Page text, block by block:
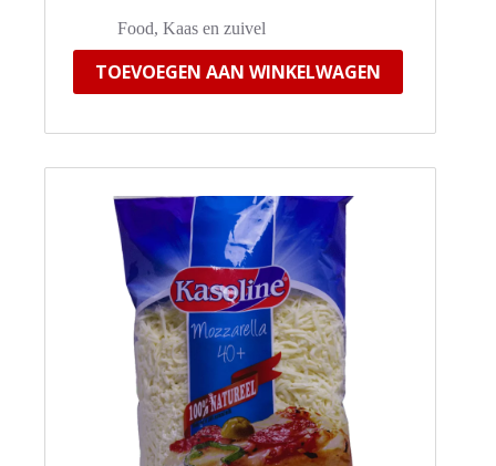
Food, Kaas en zuivel
TOEVOEGEN AAN WINKELWAGEN